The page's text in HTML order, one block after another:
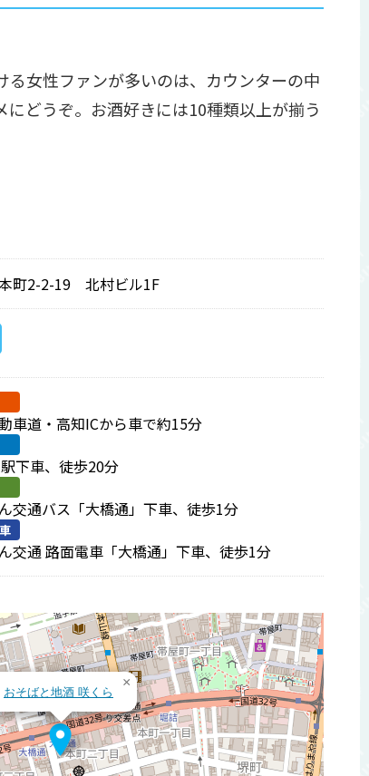
女性ファンが多いのは、カウンターの中
どうぞ。お酒好きには10種類以上が揃う
町2-2-19 北村ビル1F
車道・高知ICから車で約15分
下車、徒歩20分
交通バス「大橋通」下車、徒歩1分
交通 路面電車「大橋通」下車、徒歩1分
おそばと地酒 咲くら
×